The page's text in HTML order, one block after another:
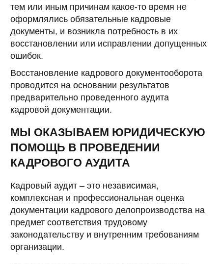
тем или иным причинам какое-то время не
оформлялись обязательные кадровые
документы, и возникла потребность в их
восстановлении или исправлении допущенных
ошибок.
Восстановление кадрового документооборота
проводится на основании результатов
предварительно проведенного аудита
кадровой документации.
МЫ ОКАЗЫВАЕМ ЮРИДИЧЕСКУЮ
ПОМОЩЬ В ПРОВЕДЕНИИ
КАДРОВОГО АУДИТА
Кадровый аудит – это независимая,
комплексная и профессиональная оценка
документации кадрового делопроизводства на
предмет соответствия трудовому
законодательству и внутренним требованиям
организации.